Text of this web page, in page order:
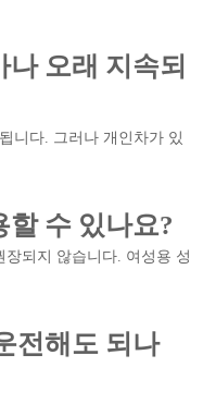
오래 지속되
니다. 그러나 개인차가 있
할 수 있나요?
되지 않습니다. 여성용 성
전해도 되나